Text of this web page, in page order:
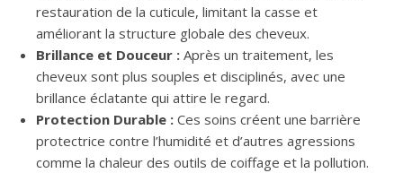
restauration de la cuticule, limitant la casse et
améliorant la structure globale des cheveux.
Brillance et Douceur : Après un traitement, les
cheveux sont plus souples et disciplinés, avec une
brillance éclatante qui attire le regard.
Protection Durable : Ces soins créent une barrière
protectrice contre l’humidité et d’autres agressions
comme la chaleur des outils de coiffage et la pollution.